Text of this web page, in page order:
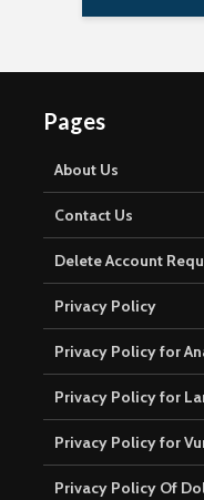
Pages
About Us
Contact Us
Delete Account
Privacy Policy
Privacy Policy for
Privacy Policy for
Privacy Policy for
Privacy Policy Of